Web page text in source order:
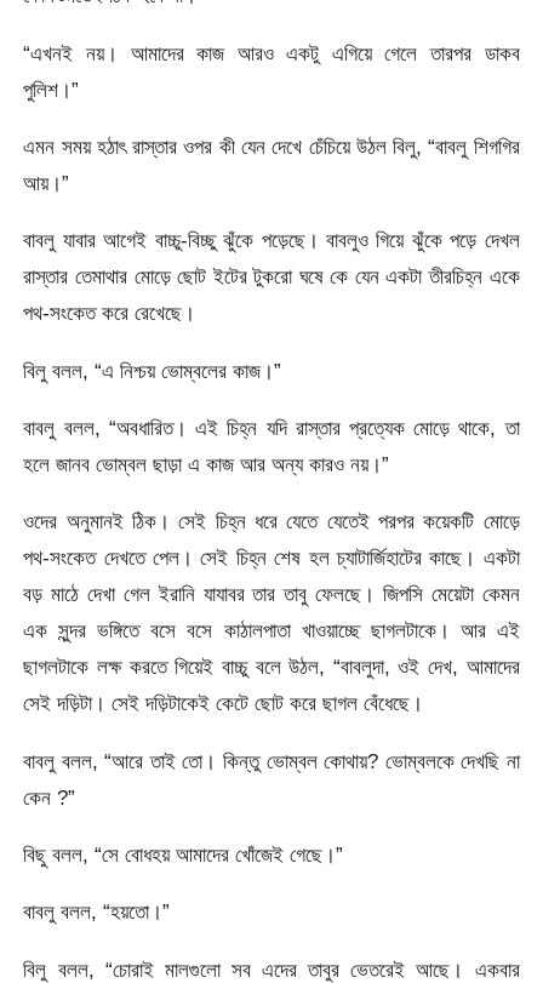
“এখনই নয়। আমাদের কাজ আরও একটু এগিয়ে গেলে তারপর ডাকব
পুলিশ।”
এমন সময় হঠাৎ রাস্তার ওপর কী যেন দেখে চেঁচিয়ে উঠল বিলু, “বাবলু শিগগির
আয়।”
বাবলু যাবার আগেই বাচ্চু-বিচ্ছু ঝুঁকে পড়েছে। বাবলুও গিয়ে ঝুঁকে পড়ে দেখল
রাস্তার তেমাথার মোড়ে ছোট ইটের টুকরো ঘষে কে যেন একটা তীরচিহ্ন একে
পথ-সংকেত করে রেখেছে।
বিলু বলল, “এ নিশ্চয় ভোম্বলের কাজ।”
বাবলু বলল, “অবধারিত। এই চিহ্ন যদি রাস্তার প্রত্যেক মোড়ে থাকে, তা
হলে জানব ভোম্বল ছাড়া এ কাজ আর অন্য কারও নয়।”
ওদের অনুমানই ঠিক। সেই চিহ্ন ধরে যেতে যেতেই পরপর কয়েকটি মোড়ে
পথ-সংকেত দেখতে পেল। সেই চিহ্ন শেষ হল চ্যাটার্জিহাটের কাছে। একটা
বড় মাঠে দেখা গেল ইরানি যাযাবর তার তাবু ফেলছে। জিপসি মেয়েটা কেমন
এক সুন্দর ভঙ্গিতে বসে বসে কাঠালপাতা খাওয়াচ্ছে ছাগলটাকে। আর এই
ছাগলটাকে লক্ষ করতে গিয়েই বাচ্চু বলে উঠল, “বাবলুদা, ওই দেখ, আমাদের
সেই দড়িটা। সেই দড়িটাকেই কেটে ছোট করে ছাগল বেঁধেছে।
বাবলু বলল, “আরে তাই তো। কিন্তু ভোম্বল কোথায়? ভোম্বলকে দেখছি না
কেন ?”
বিছু বলল, “সে বোধহয় আমাদের খোঁজেই গেছে।”
বাবলু বলল, “হয়তো।”
বিলু বলল, “চোরাই মালগুলো সব এদের তাবুর ভেতরেই আছে। একবার